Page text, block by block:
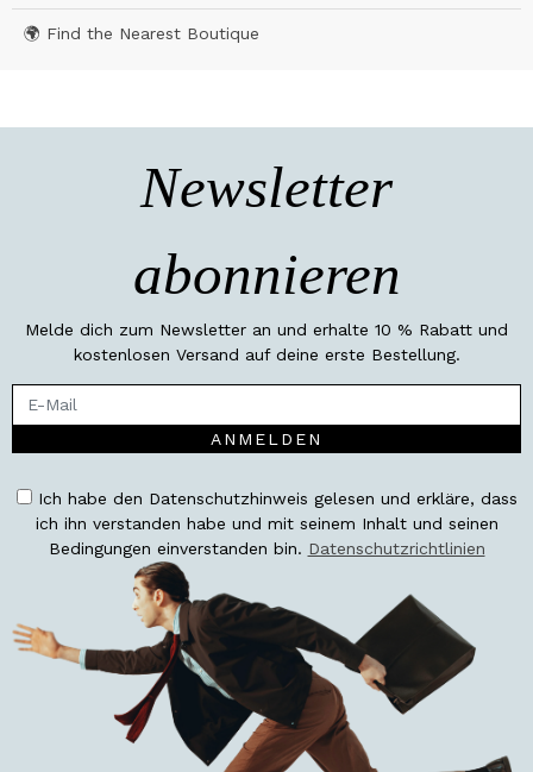
🌍 Find the Nearest Boutique
Newsletter
abonnieren
Melde dich zum Newsletter an und erhalte 10 % Rabatt und
kostenlosen Versand auf deine erste Bestellung.
ANMELDEN
Ich habe den Datenschutzhinweis gelesen und erkläre, dass
ich ihn verstanden habe und mit seinem Inhalt und seinen
Bedingungen einverstanden bin. Datenschutzrichtlinien